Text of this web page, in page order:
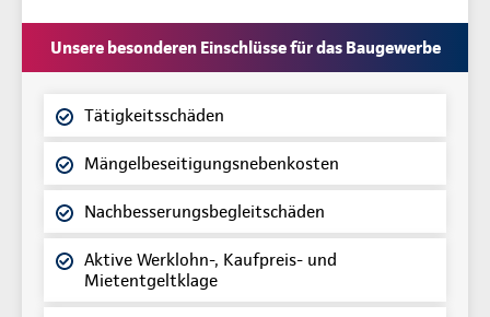
Unsere besonderen Einschlüsse für das Baugewerbe
Tätigkeitsschäden
Mängelbeseitigungsnebenkosten
Nachbesserungsbegleitschäden
Aktive Werklohn-, Kaufpreis- und
Mietentgeltklage